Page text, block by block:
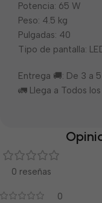
Potencia: 65 W
Peso: 4.5 kg
Pulgadas: 40
Tipo de pantalla:
Entrega 🚚: De 3 a
🚛 Llega a Todos
0 reseñas
0